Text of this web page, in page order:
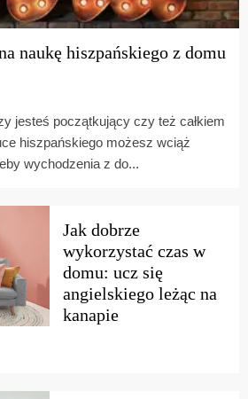
naukę hiszpańskiego z domu
jesteś początkujący czy też całkiem
hiszpańskiego możesz wciąż
wychodzenia z do...
Jak dobrze
wykorzystać czas w
domu: ucz się
angielskiego leżąc na
kanapie